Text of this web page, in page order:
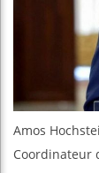
Amos
Coordinateur